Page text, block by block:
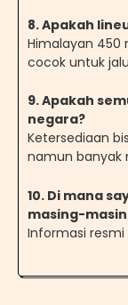
8.Apakah
Himalayan 450
cocok untuk
9.Apakah
negara?
Ketersediaan
namun banyak
10. Di mana
masing-
Informasi resmi